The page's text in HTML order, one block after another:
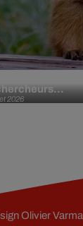
2026
Olivier Varma